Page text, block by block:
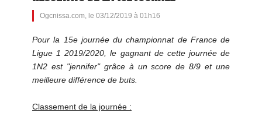
Ogcnissa.com, le 03/12/2019 à 01h16
Pour la 15e journée du championnat de France de
Ligue 1 2019/2020, le gagnant de cette journée de
1N2 est "jennifer" grâce à un score de 8/9 et une
meilleure différence de buts.
Classement de la journée :